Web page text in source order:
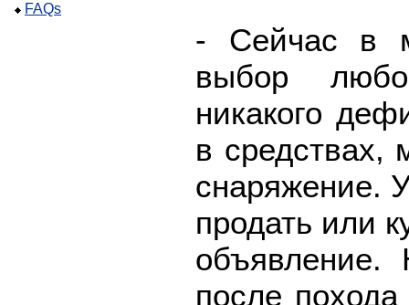
FAQs
- Сейчас в
выбор
никакого
в средствах,
снаряжение.
продать или
объявление.
после